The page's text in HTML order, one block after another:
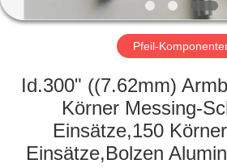
FABRIK-
TRETEN
Pfeil-
Id.300" ((7.62mm)
Körner Messing-
Einsätze,150
Einsätze,Bolzen